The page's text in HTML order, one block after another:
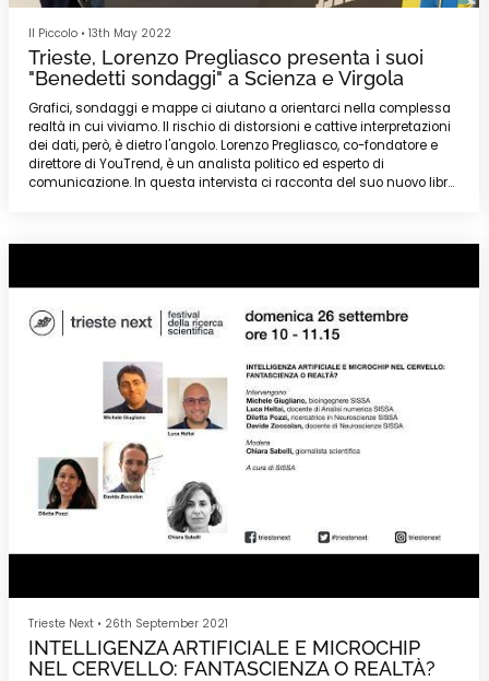
Il Piccolo •13th May 2022
Trieste, Lorenzo Pregliasco presenta i suoi
"Benedetti sondaggi" a Scienza e Virgola
Grafici, sondaggi e mappe ci aiutano a orientarci nella complessa
realtà in cui viviamo. Il rischio di distorsioni e cattive interpretazioni
dei dati, però, è dietro l'angolo. Lorenzo Pregliasco, co-fondatore e
direttore di YouTrend, è un analista politico ed esperto di
comunicazione. In questa intervista ci racconta del suo nuovo libro,
Trieste Next • 26th September 2021
INTELLIGENZA ARTIFICIALE E MICROCHIP
NEL CERVELLO: FANTASCIENZA O REALTÀ?